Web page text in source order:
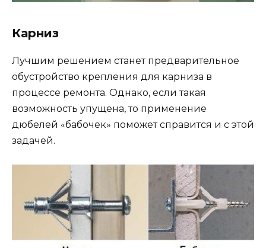
Карниз
Лучшим решением станет предварительное
обустройство крепления для карниза в
процессе ремонта. Однако, если такая
возможность упущена, то применение
дюбелей «бабочек» поможет справится и с этой
задачей.